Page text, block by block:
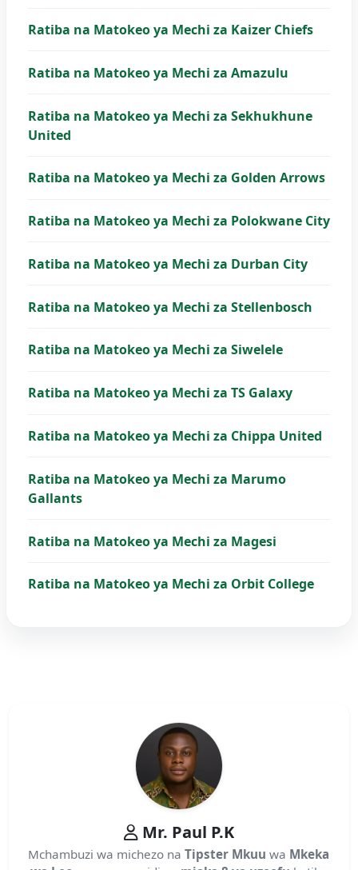
Ratiba na Matokeo ya Mechi za Kaizer Chiefs
Ratiba na Matokeo ya Mechi za Amazulu
Ratiba na Matokeo ya Mechi za Sekhukhune
United
Ratiba na Matokeo ya Mechi za Golden Arrows
Ratiba na Matokeo ya Mechi za Polokwane City
Ratiba na Matokeo ya Mechi za Durban City
Ratiba na Matokeo ya Mechi za Stellenbosch
Ratiba na Matokeo ya Mechi za Siwelele
Ratiba na Matokeo ya Mechi za TS Galaxy
Ratiba na Matokeo ya Mechi za Chippa United
Ratiba na Matokeo ya Mechi za Marumo
Gallants
Ratiba na Matokeo ya Mechi za Magesi
Ratiba na Matokeo ya Mechi za Orbit College
Mr. Paul P.K
Mchambuzi wa michezo naTipster Mkuu wa Mkeka